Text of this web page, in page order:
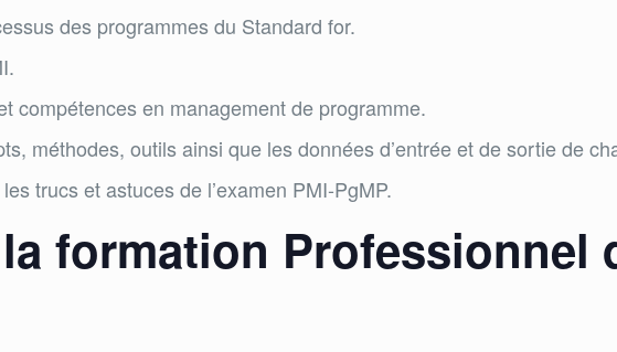
des programmes du Standard for.
compétences en management de programme.
méthodes, outils ainsi que les données d’entrée et de sortie de
trucs et astuces de l’examen PMI-PgMP.
formation Professionnel